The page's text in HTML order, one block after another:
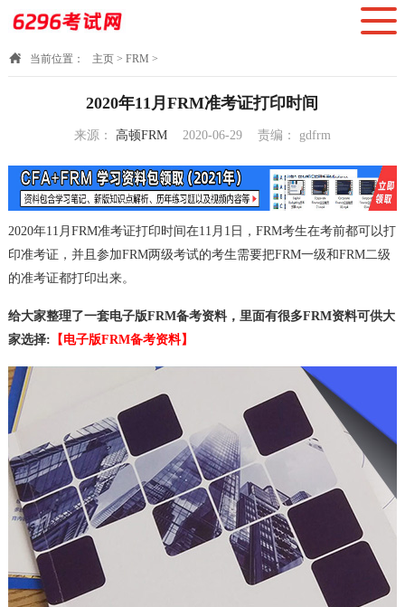
当前位置： 主页> FRM >
2020年11月FRM准考证打印时间
来源： 高顿FRM
2020-06-29
责编： gdfrm
2020年11月FRM准考证打印时间在11月1日，FRM考生在考前都可以打
印准考证，并且参加FRM两级考试的考生需要把FRM一级和FRM二级
的准考证都打印出来。
给大家整理了一套电子版FRM备考资料，里面有很多FRM资料可供大
家选择: 【电子版FRM备考资料】